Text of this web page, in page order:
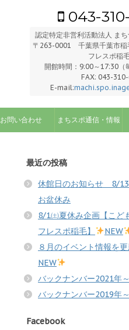
043-
認定特定非営利活動法人 ま
〒263-0001 千葉県千葉市稲
フレスポ稲
開館時間：9:00～17:30（
FAX: 043-
E-mail:
お問い合わせ まちスポ通信・情報
最近の投稿
休館日のお知らせ 8/
お盆休み
8/1㈯夏休み企画【こど
フレスポ稲毛】
NEW
８月のイベント情報を
NEW
バックナンバー2021年
バックナンバー2019年
Facebook